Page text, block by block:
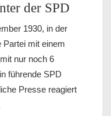
der SPD
1930, in der
mit einem
nur noch 6
führende SPD
Presse reagiert